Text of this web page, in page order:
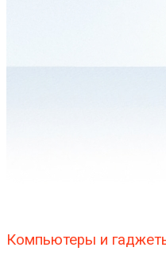
Компьютеры и